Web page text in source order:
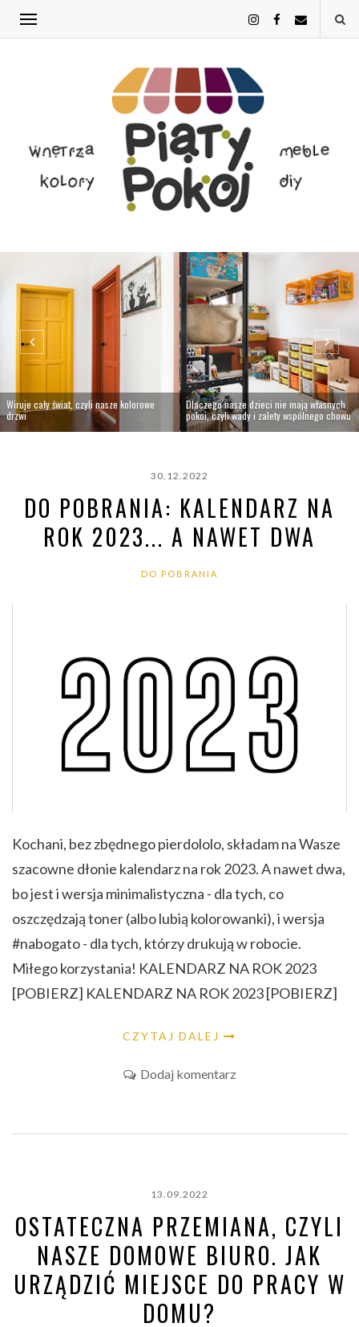
Wiruje cały świat, czyli nasze kolorowe
drzwi
Dlaczego nasze dzieci nie mają własnych
pokoi, czyli wady i zalety wspólnego chowu
30.12.2022
DO POBRANIA: KALENDARZ NA
ROK 2023... A NAWET DWA
DO POBRANIA
Kochani, bez zbędnego pierdololo, składam na Wasze
szacowne dłonie kalendarz na rok 2023. A nawet dwa,
bo jest i wersja minimalistyczna - dla tych, co
oszczędzają toner (albo lubią kolorowanki), i wersja
#nabogato - dla tych, którzy drukują w robocie.
Miłego korzystania! KALENDARZ NA ROK 2023
[POBIERZ] KALENDARZ NA ROK 2023 [POBIERZ]
CZYTAJ DALEJ
Dodaj komentarz
13.09.2022
OSTATECZNA PRZEMIANA, CZYLI
NASZE DOMOWE BIURO. JAK
URZĄDZIĆ MIEJSCE DO PRACY W
DOMU?